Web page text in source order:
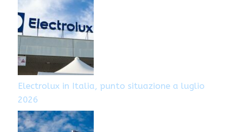
Electrolux in Italia, punto situazione a luglio
2026